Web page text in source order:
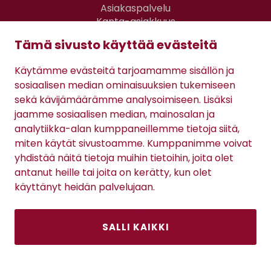
Tämä sivusto käyttää evästeitä
Käytämme evästeitä tarjoamamme sisällön ja
sosiaalisen median ominaisuuksien tukemiseen
sekä kävijämäärämme analysoimiseen. Lisäksi
jaamme sosiaalisen median, mainosalan ja
analytiikka-alan kumppaneillemme tietoja siitä,
miten käytät sivustoamme. Kumppanimme voivat
yhdistää näitä tietoja muihin tietoihin, joita olet
antanut heille tai joita on kerätty, kun olet
käyttänyt heidän palvelujaan.
SALLI KAIKKI
Asiakaspalvelu
Kanta-asiakkuus
Gomee Ratsula Café
Antinkatu 17, 28100 Pori
Sopimusehdot
Tietosuojaseloste
Maksutavat